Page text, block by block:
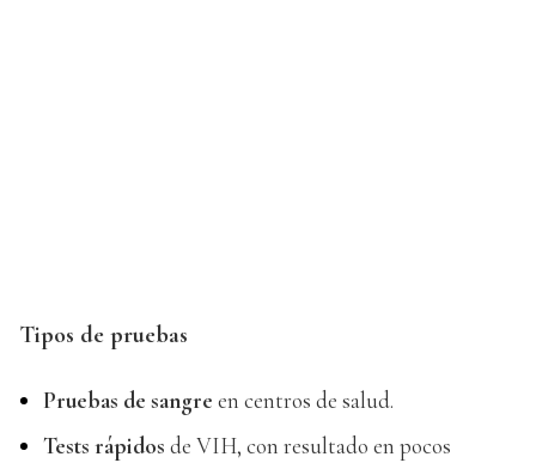
Tipos de pruebas
Pruebas de sangre en centros de salud.
Tests rápidos de VIH, con resultado en pocos